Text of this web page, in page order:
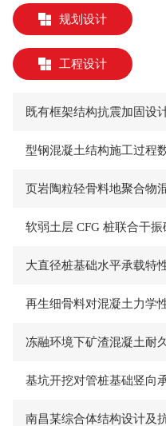
规划设计
工程设计
既有框架结构抗震加固设
型钢混凝土结构施工过程
页岩陶粒轻骨料地聚合物
大直径桩基础水平承载特
再生细骨料对混凝土力学
冻融环境下矿渣混凝土耐
基坑开挖对管桩基础竖向
南昌某综合体结构设计及